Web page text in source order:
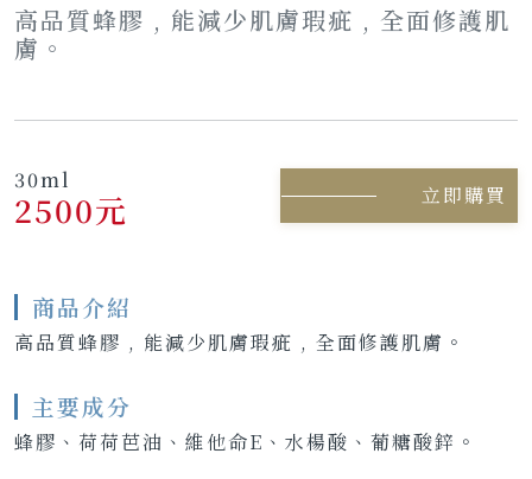
高品質蜂膠 , 能減少肌膚瑕疵 , 全面修護肌
膚。
30ml
2500元 立即購買
商品介紹
高品質蜂膠 , 能減少肌膚瑕疵 , 全面修護肌膚。
主要成分
蜂膠、荷荷芭油、維他命E、水楊酸、葡糖酸鋅。